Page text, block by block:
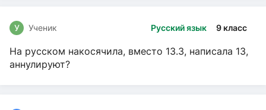
Русский язык 9 класс
У Ученик
На русском накосячила, вместо 13.3, написала 13,
аннулируют?